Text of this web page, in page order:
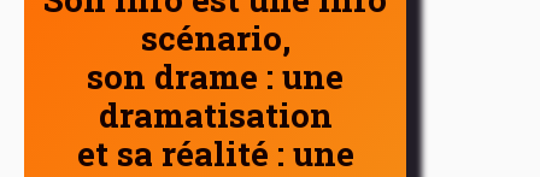
scénario,
son drame : une
dramatisation
et sa réalité : une